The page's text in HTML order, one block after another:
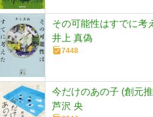
その可能性はすでに考
井上 真偽
7448
今だけのあの子 (創元
芦沢 央